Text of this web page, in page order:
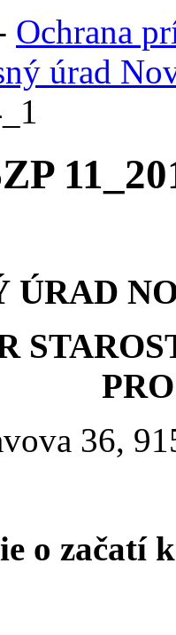
Ochrana
úrad
ÚRAD
36,
o začatí